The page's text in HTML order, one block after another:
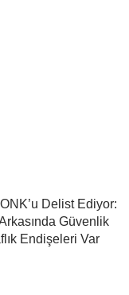
Delist Ediyor:
Güvenlik
Endişeleri Var